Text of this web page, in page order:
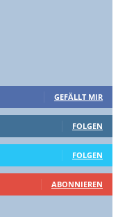
GEFÄLLT MIR
FOLGEN
FOLGEN
ABONNIEREN